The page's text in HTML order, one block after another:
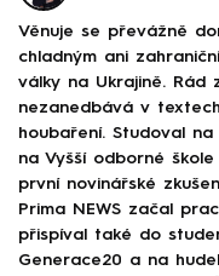
Věnuje se převážně
chladným ani
války na Ukrajině. Rád
nezanedbává v
houbaření. Studoval
na Vyšší odborné
první novinářské
Prima NEWS začal
přispíval také do
Generace20 a na